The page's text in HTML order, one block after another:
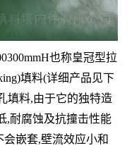
也称皇冠型拉
填料(详细产品见下
填料,由于它的独特造
,耐腐蚀及抗撞击性能
嵌套,壁流效应小和